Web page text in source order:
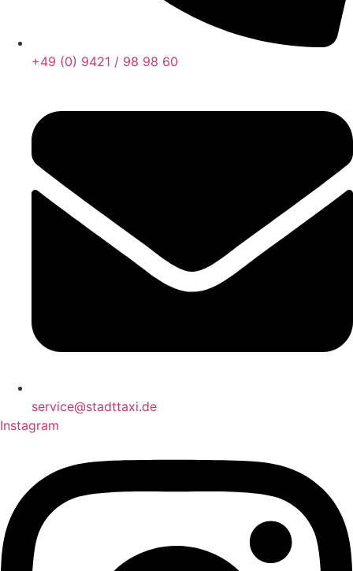
+49 (0) 9421 / 98 98 60
service@stadttaxi.de
Instagram